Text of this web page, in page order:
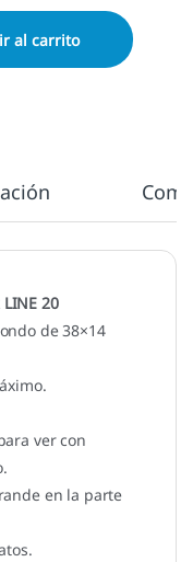
al carrito
20
de 38×14
ver con
en la parte